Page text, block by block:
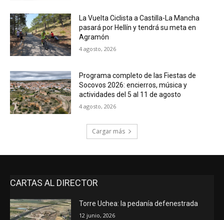
La Vuelta Ciclista a Castilla-La Mancha
pasará por Hellín y tendrá su meta en
Agramón
4 agosto, 2026
Programa completo de las Fiestas de
Socovos 2026: encierros, música y
actividades del 5 al 11 de agosto
4 agosto, 2026
Cargar más
CARTAS AL DIRECTOR
Torre Uchea: la pedanía defenestrada
12 junio, 2026